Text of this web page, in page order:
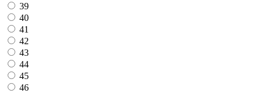
39
40
41
42
43
44
45
46